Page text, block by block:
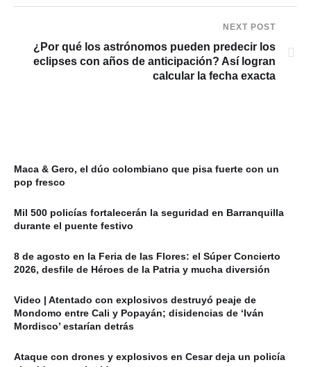
NEXT POST
¿Por qué los astrónomos pueden predecir los
eclipses con años de anticipación? Así logran
calcular la fecha exacta
Maca & Gero, el dúo colombiano que pisa fuerte con un
pop fresco
Mil 500 policías fortalecerán la seguridad en Barranquilla
durante el puente festivo
8 de agosto en la Feria de las Flores: el Súper Concierto
2026, desfile de Héroes de la Patria y mucha diversión
Video | Atentado con explosivos destruyó peaje de
Mondomo entre Cali y Popayán; disidencias de ‘Iván
Mordisco’ estarían detrás
Ataque con drones y explosivos en Cesar deja un policía